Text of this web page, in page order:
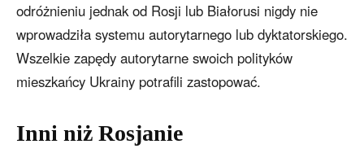
odróżnieniu jednak od Rosji lub Białorusi nigdy nie
wprowadziła systemu autorytarnego lub dyktatorskiego.
Wszelkie zapędy autorytarne swoich polityków
mieszkańcy Ukrainy potrafili zastopować.
Inni niż Rosjanie